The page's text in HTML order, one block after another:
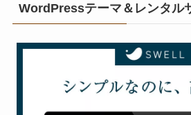
WordPressテーマ＆レンタル